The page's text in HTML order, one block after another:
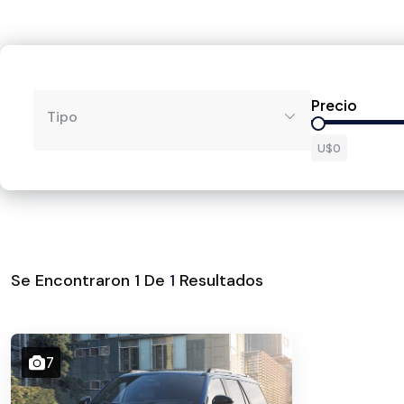
Tipo
Precio
U$0
Se Encontraron 1 De 1 Resultados
7